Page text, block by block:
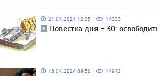
21.04.2024 12:35 14333
Повестка дня - 30:
15.04.2024 09:58 14943